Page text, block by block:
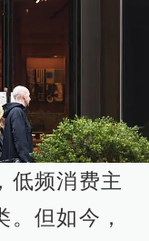
低频消费主
但如今，